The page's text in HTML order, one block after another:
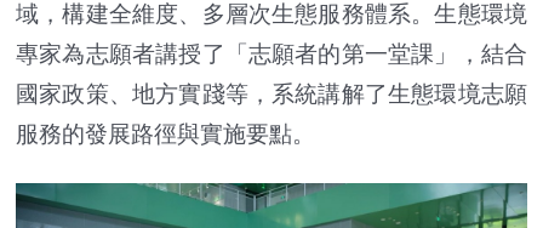
域，構建全維度、多層次生態服務體系。生態環境
專家為志願者講授了「志願者的第一堂課」，結合
國家政策、地方實踐等，系統講解了生態環境志願
服務的發展路徑與實施要點。